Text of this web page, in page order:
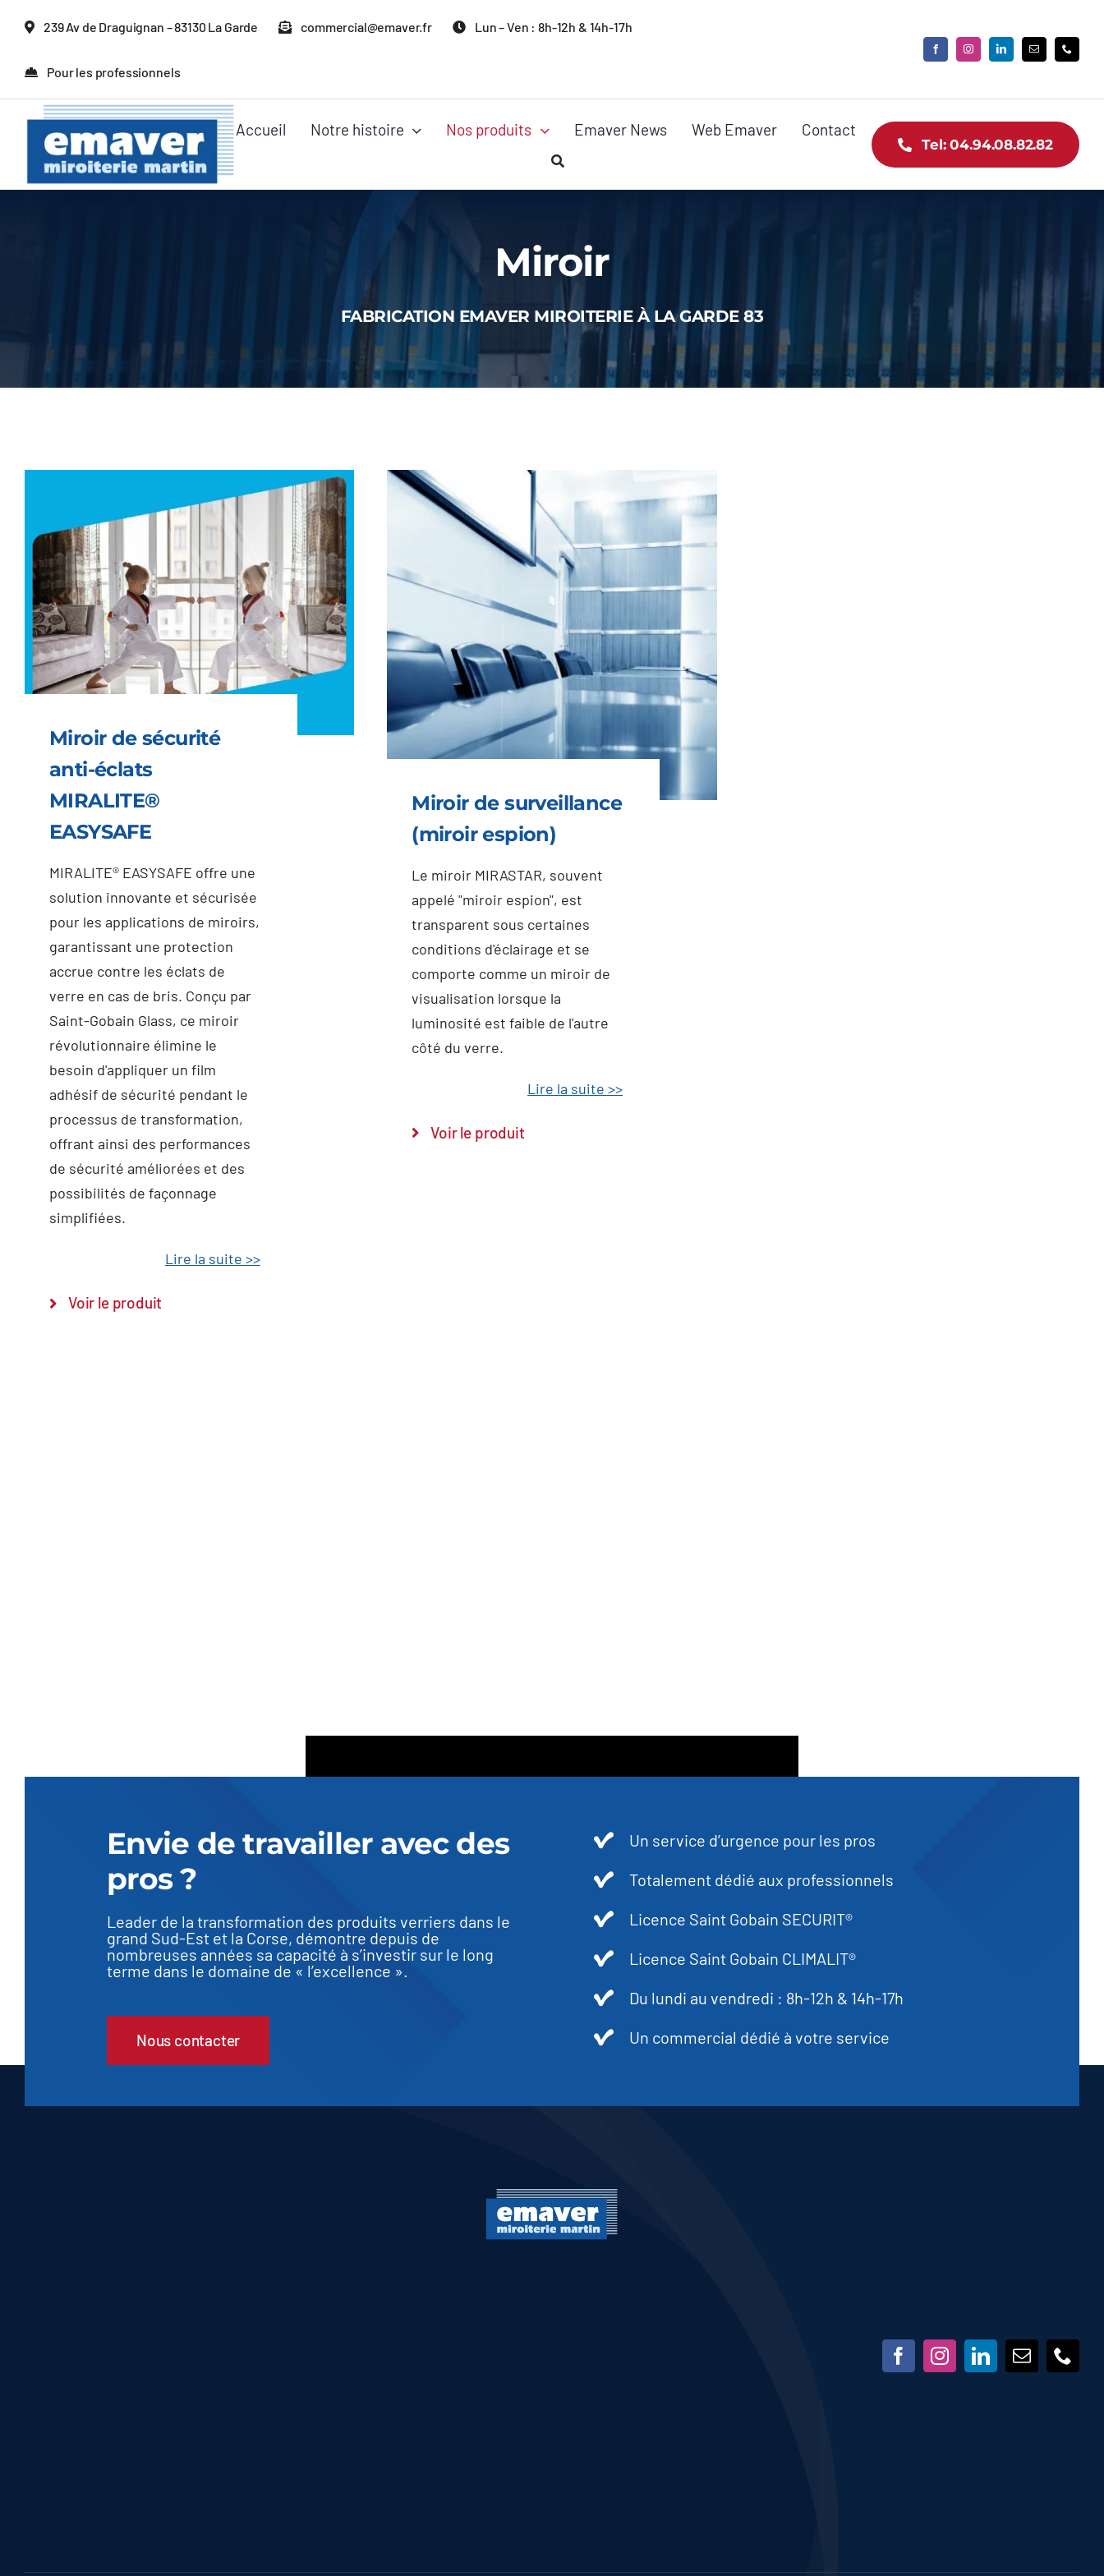
239 Av de Draguignan – 83130 La Garde commercial@emaver.fr Lun – Ven : 8h-12h & 14h-17h
Pour les professionnels
Accueil Notre histoire Nos produits Emaver News Web Emaver Contact
Tel: 04.94.08.82.82
Miroir
FABRICATION EMAVER MIROITERIE À LA GARDE 83
Miroir de sécurité
anti-éclats
MIRALITE®
EASYSAFE
MIRALITE® EASYSAFE offre une
solution innovante et sécurisée
pour les applications de miroirs,
garantissant une protection
accrue contre les éclats de
verre en cas de bris. Conçu par
Saint-Gobain Glass, ce miroir
révolutionnaire élimine le
besoin d'appliquer un film
adhésif de sécurité pendant le
processus de transformation,
offrant ainsi des performances
de sécurité améliorées et des
possibilités de façonnage
simplifiées.
Lire la suite >>
Voir le produit
Miroir de surveillance
(miroir espion)
Le miroir MIRASTAR, souvent
appelé "miroir espion", est
transparent sous certaines
conditions d'éclairage et se
comporte comme un miroir de
visualisation lorsque la
luminosité est faible de l'autre
côté du verre.
Lire la suite >>
Voir le produit
Envie de travailler avec des
pros ?
Leader de la transformation des produits verriers dans le
grand Sud-Est et la Corse, démontre depuis de
nombreuses années sa capacité à s’investir sur le long
terme dans le domaine de « l’excellence ».
Nous contacter
Un service d’urgence pour les pros
Totalement dédié aux professionnels
Licence Saint Gobain SECURIT®
Licence Saint Gobain CLIMALIT®
Du lundi au vendredi : 8h-12h & 14h-17h
Un commercial dédié à votre service